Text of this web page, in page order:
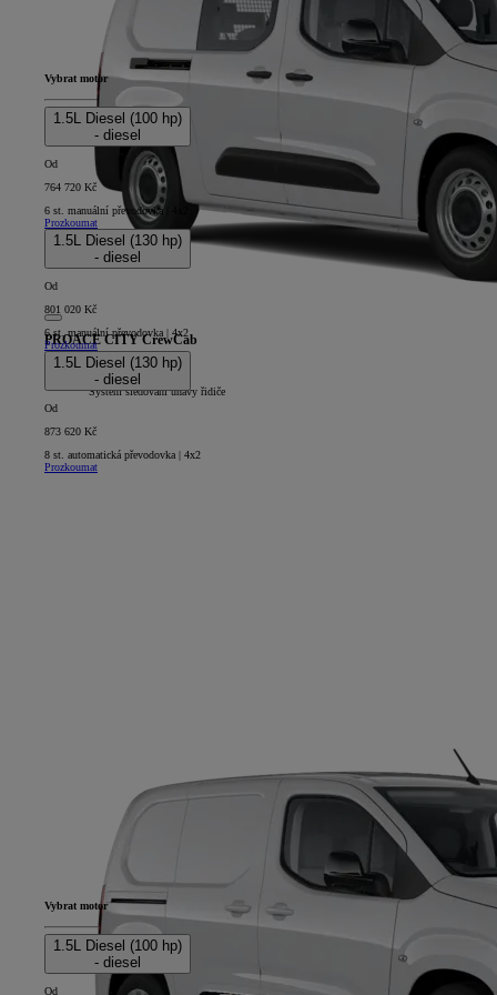
PROACE CITY CrewCab
5D - CrewCab Long
+
Systém sledování únavy řidiče
Vybrat motor
1.5L Diesel (100 hp)
- diesel
Od
764 720 Kč
6 st. manuální převodovka | 4x2
Prozkoumat
1.5L Diesel (130 hp)
- diesel
Od
801 020 Kč
6 st. manuální převodovka | 4x2
Prozkoumat
1.5L Diesel (130 hp)
- diesel
Od
873 620 Kč
8 st. automatická převodovka | 4x2
Prozkoumat
Vybrat motor
1.5L Diesel (100 hp)
- diesel
Od